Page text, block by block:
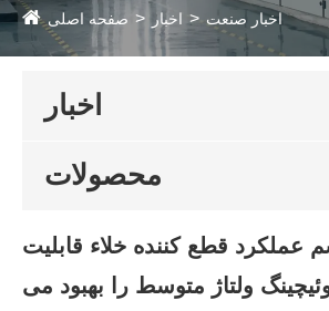
صفحه اصلی اخبار اخبار صنعت
اخبار
محصولات
عملکرد قطع کننده خلاء قابلیت
ولتاژ متوسط ​​را بهبود می